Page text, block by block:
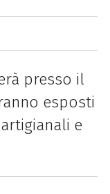
presso il
esposti
e